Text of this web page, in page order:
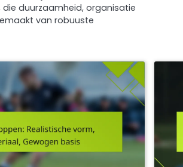
duurzaamheid, organisatie
van robuuste